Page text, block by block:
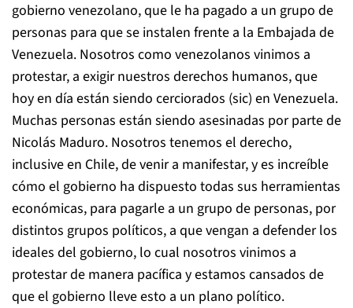
gobierno venezolano, que le ha pagado a un grupo de
personas para que se instalen frente a la Embajada de
Venezuela. Nosotros como venezolanos vinimos a
protestar, a exigir nuestros derechos humanos, que
hoy en día están siendo cerciorados (sic) en Venezuela.
Muchas personas están siendo asesinadas por parte de
Nicolás Maduro. Nosotros tenemos el derecho,
inclusive en Chile, de venir a manifestar, y es increíble
cómo el gobierno ha dispuesto todas sus herramientas
económicas, para pagarle a un grupo de personas, por
distintos grupos políticos, a que vengan a defender los
ideales del gobierno, lo cual nosotros vinimos a
protestar de manera pacífica y estamos cansados de
que el gobierno lleve esto a un plano político.